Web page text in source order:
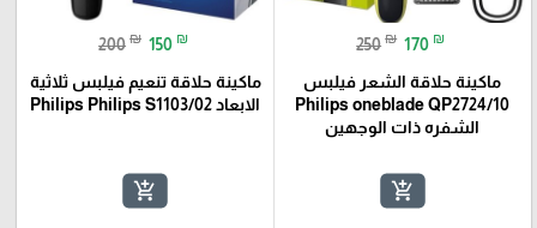
250 ₪ 170 ₪
ماكينة حلاقة الشعر فيلبس
Philips oneblade QP2724/10
الشفره ذات الوجهين
add_shopping_cart
200 ₪ 150 ₪
ماكينة حلاقة تنعيم فيلبس ثلاثية
الابعاد Philips Philips S1103/02
add_shopping_cart